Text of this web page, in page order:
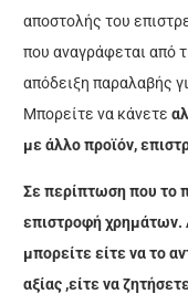
αποστολής του
που αναγράφεται από
απόδειξη παραλαβής
Μπορείτε να κάνετε
με άλλο προϊόν,
Σε περίπτωση που το
επιστροφή χρημάτων.
μπορείτε είτε να το
αξίας ,είτε να